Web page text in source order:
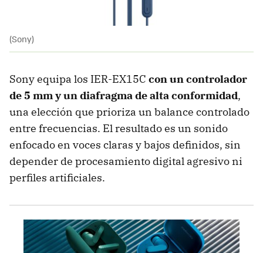
(Sony)
Sony equipa los IER-EX15C con un controlador
de 5 mm y un diafragma de alta conformidad,
una elección que prioriza un balance controlado
entre frecuencias. El resultado es un sonido
enfocado en voces claras y bajos definidos, sin
depender de procesamiento digital agresivo ni
perfiles artificiales.